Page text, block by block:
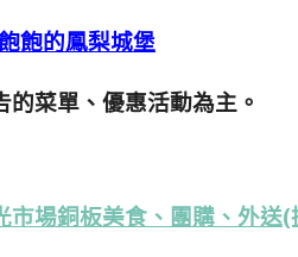
飽的鳳梨城堡
菜單、優惠活動為主。
場銅板美食、團購、外送(